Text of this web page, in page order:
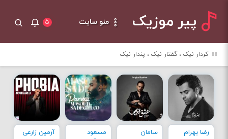
پیر موزیک منو سایت ۵
کردار نیک ، گفتار نیک ، پندار نیک
رضا بهرام
سامان
مسعود
آرمین زارعی